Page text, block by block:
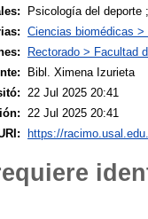
Psicología del deporte
Ciencias biomédicas
Rectorado > Facultad
Bibl. Ximena Izurieta
22 Jul 2025 20:41
22 Jul 2025 20:41
https://